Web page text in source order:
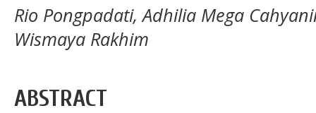
Rio Pongpadati, Adhilia Mega
Wismaya Rakhim
ABSTRACT